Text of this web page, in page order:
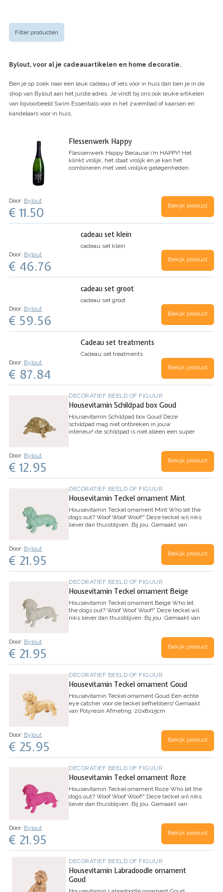
Filter producten
Bylout, voor al je cadeauartikelen en home decoratie.
Ben je op zoek naar een leuk cadeau of iets voor in huis dan ben je in de
shop van Bylout aan het juiste adres. Je vindt bij ons ook leuke artikelen
van bijvoorbeeld Swim Essentials voor in het zwembad of kaarsen en
kandelaars voor in huis.
Flessenwerk Happy
Flessenwerk Happy Because i’m HAPPY! Het
klinkt vrolijk, het staat vrolijk én je kan het
combineren met veel vrolijke gelegenheden.
Door: Bylout
€ 11.50 Bekijk product
cadeau set klein
cadeau set klein
Door: Bylout
€ 46.76 Bekijk product
cadeau set groot
cadeau set groot
Door: Bylout
€ 59.56 Bekijk product
Cadeau set treatments
Cadeau set treatments
Door: Bylout
€ 87.84 Bekijk product
DECORATIEF BEELD OF FIGUUR
Housevitamin Schildpad box Goud
Housevitamin Schildpad box Goud Deze
schildpad mag niet ontbreken in jouw
interieur! de schildpad is niet alleen een super
Door: Bylout
€ 12.95 Bekijk product
DECORATIEF BEELD OF FIGUUR
Housevitamin Teckel ornament Mint
Housevitamin Teckel ornament Mint Who let the
dogs out? Woof Woof Woof!" Deze teckel wil niks
liever dan thuisblijven. Bij jou. Gemaakt van
Door: Bylout
€ 21.95 Bekijk product
DECORATIEF BEELD OF FIGUUR
Housevitamin Teckel ornament Beige
Housevitamin Teckel ornament Beige Who let
the dogs out? Woof Woof Woof!" Deze teckel wil
niks liever dan thuisblijven. Bij jou. Gemaakt van
Door: Bylout
€ 21.95 Bekijk product
DECORATIEF BEELD OF FIGUUR
Housevitamin Teckel ornament Goud
Housevitamin Teckel ornament Goud Een echte
eye catcher voor de teckel liefhebbers! Gemaakt
van Polyresin Afmeting: 20x8x15cm
Door: Bylout
€ 25.95 Bekijk product
DECORATIEF BEELD OF FIGUUR
Housevitamin Teckel ornament Roze
Housevitamin Teckel ornament Roze Who let the
dogs out? Woof Woof Woof!" Deze teckel wil niks
liever dan thuisblijven. Bij jou. Gemaakt van
Door: Bylout
€ 21.95 Bekijk product
DECORATIEF BEELD OF FIGUUR
Housevitamin Labradoodle ornament
Goud